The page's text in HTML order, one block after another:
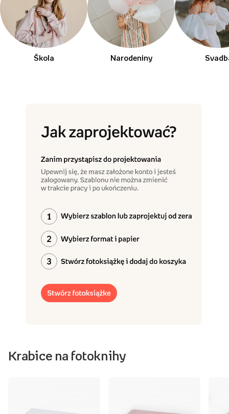
Škola Narodeniny
Krabice na fotoknihy